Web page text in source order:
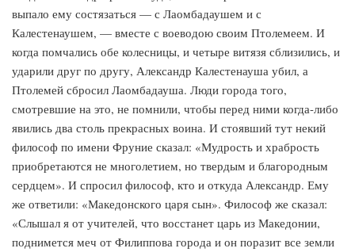
выпало ему состязаться — с Лаомбадаушем и с
Калестенаушем, — вместе с воеводою своим Птолемеем. И
когда помчались обе колесницы, и четыре витязя сблизились, и
ударили друг по другу, Александр Калестенауша убил, а
Птолемей сбросил Лаомбадауша. Люди города того,
смотревшие на это, не помнили, чтобы перед ними когда-либо
явились два столь прекрасных воина. И стоявший тут некий
философ по имени Фруние сказал: «Мудрость и храбрость
приобретаются не многолетием, но твердым и благородным
сердцем». И спросил философ, кто и откуда Александр. Ему
же ответили: «Македонского царя сын». Философ же сказал:
«Слышал я от учителей, что восстанет царь из Македонии,
поднимется меч от Филиппова города и он поразит все земли